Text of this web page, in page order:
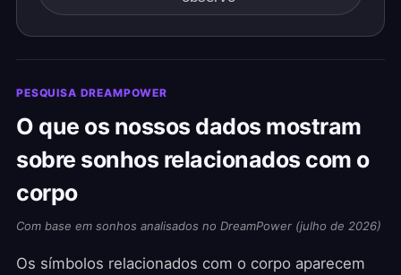
PESQUISA DREAMPOWER
O que os nossos dados mostram
sobre sonhos relacionados com o
corpo
Com base em sonhos analisados no DreamPower (julho de 2026)
Os símbolos relacionados com o corpo aparecem